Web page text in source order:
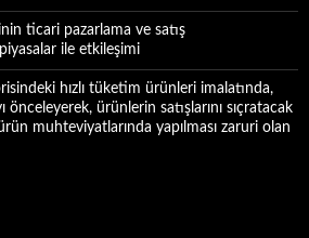
ticari pazarlama ve satış
ile etkileşimi
hızlı tüketim ürünleri imalatında,
önceleyerek, ürünlerin satışlarını sıçratacak
muhteviyatlarında yapılması zaruri olan